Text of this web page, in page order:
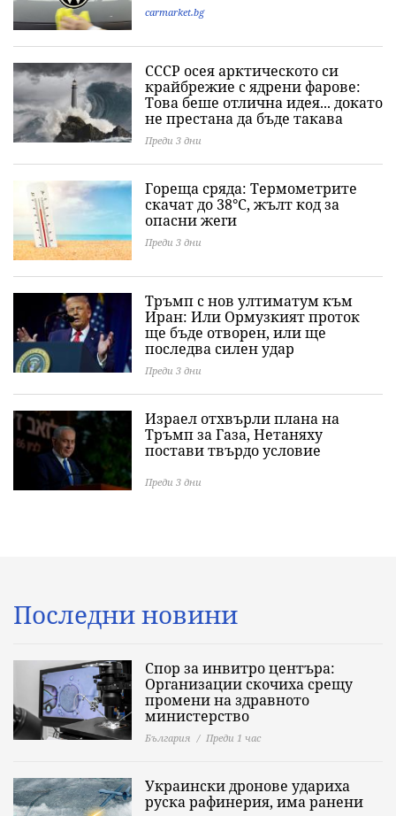
carmarket.bg
СССР осея арктическото си
крайбрежие с ядрени фарове:
Това беше отлична идея... докато
не престана да бъде такава
Преди 3 дни
Гореща сряда: Термометрите
скачат до 38°C, жълт код за
опасни жеги
Преди 3 дни
Тръмп с нов ултиматум към
Иран: Или Ормузкият проток
ще бъде отворен, или ще
последва силен удар
Преди 3 дни
Израел отхвърли плана на
Тръмп за Газа, Нетаняху
постави твърдо условие
Преди 3 дни
Последни новини
Спор за инвитро центъра:
Организации скочиха срещу
промени на здравното
министерство
България Преди 1 час
Украински дронове удариха
руска рафинерия, има ранени